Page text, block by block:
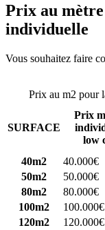
Prix au
individuelle
Vous souhaitez faire
Prix au m2 pour
SURFACE
Prix
low
40m2
40.000€
50m2
50.000€
80m2
80.000€
100m2
100.000€
120m2
120.000€